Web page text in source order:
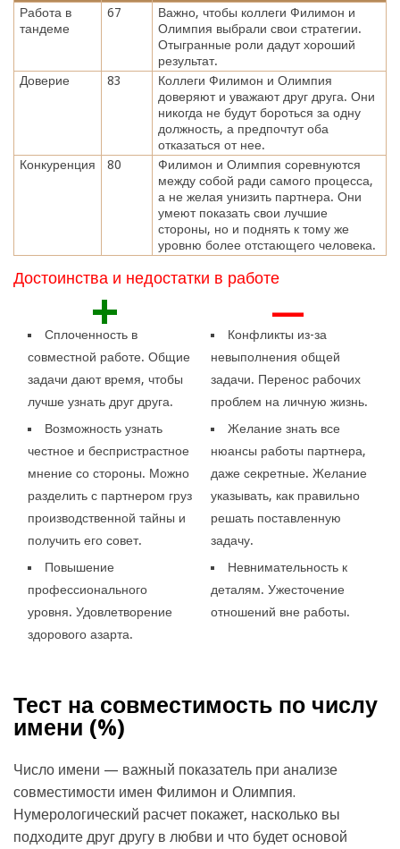
Работа в
тандеме
67
Важно, чтобы коллеги Филимон и
Олимпия выбрали свои стратегии.
Отыгранные роли дадут хороший
результат.
Доверие
83
Коллеги Филимон и Олимпия
доверяют и уважают друг друга. Они
никогда не будут бороться за одну
должность, а предпочтут оба
отказаться от нее.
Конкуренция
80
Филимон и Олимпия соревнуются
между собой ради самого процесса,
а не желая унизить партнера. Они
умеют показать свои лучшие
стороны, но и поднять к тому же
уровню более отстающего человека.
Достоинства и недостатки в работе
+
Сплоченность в
совместной работе. Общие
задачи дают время, чтобы
лучше узнать друг друга.
Возможность узнать
честное и беспристрастное
мнение со стороны. Можно
разделить с партнером груз
производственной тайны и
получить его совет.
Повышение
профессионального
уровня. Удовлетворение
здорового азарта.
—
Конфликты из-за
невыполнения общей
задачи. Перенос рабочих
проблем на личную жизнь.
Желание знать все
нюансы работы партнера,
даже секретные. Желание
указывать, как правильно
решать поставленную
задачу.
Невнимательность к
деталям. Ужесточение
отношений вне работы.
Тест на совместимость по числу
имени (%)
Число имени — важный показатель при анализе
совместимости имен Филимон и Олимпия.
Нумерологический расчет покажет, насколько вы
подходите друг другу в любви и что будет основой